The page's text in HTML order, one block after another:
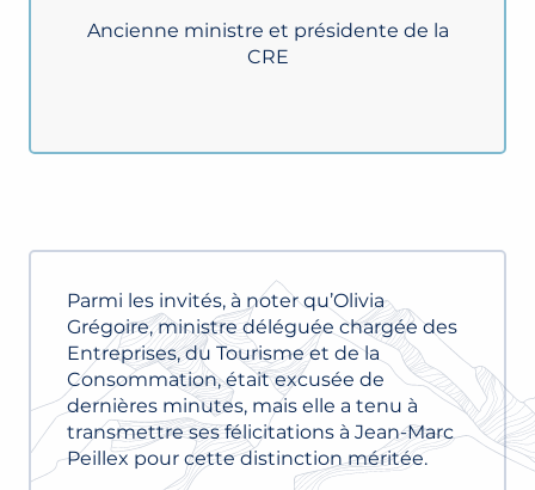
Ancienne ministre et présidente de la
CRE
Parmi les invités, à noter qu’Olivia
Grégoire, ministre déléguée chargée des
Entreprises, du Tourisme et de la
Consommation, était excusée de
dernières minutes, mais elle a tenu à
transmettre ses félicitations à Jean-Marc
Peillex pour cette distinction méritée.